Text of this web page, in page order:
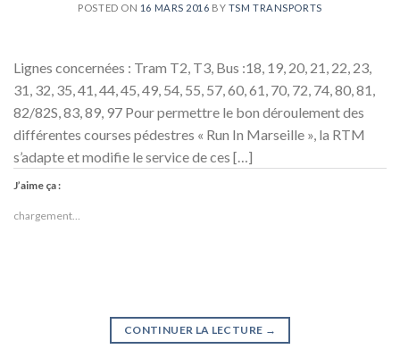
POSTED ON 16 MARS 2016 BY TSM TRANSPORTS
Lignes concernées : Tram T2, T3, Bus :18, 19, 20, 21, 22, 23,
31, 32, 35, 41, 44, 45, 49, 54, 55, 57, 60, 61, 70, 72, 74, 80, 81,
82/82S, 83, 89, 97 Pour permettre le bon déroulement des
différentes courses pédestres « Run In Marseille », la RTM
s’adapte et modifie le service de ces […]
J’aime ça :
chargement…
CONTINUER LA LECTURE →